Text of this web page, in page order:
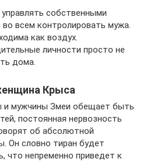
собственными
всем контролировать мужа.
как воздух.
личности просто не
дома.
Крыса
мужчины Змеи обещает быть
постоянная нервозность
об абсолютной
Он словно тиран будет
что непременно приведет к